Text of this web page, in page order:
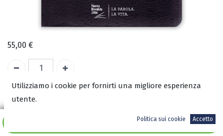
Aggiungi al carrello
55,00 €
A magazzino
ISBN:
Utilizziamo i cookie per fornirti una migliore esperienza
utente.
Politica sui cookie Accetto